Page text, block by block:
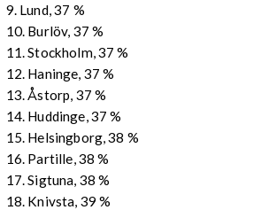
9. Lund, 37 %
10. Burlöv, 37 %
11. Stockholm, 37 %
12. Haninge, 37 %
13. Åstorp, 37 %
14. Huddinge, 37 %
15. Helsingborg, 38 %
16. Partille, 38 %
17. Sigtuna, 38 %
18. Knivsta, 39 %